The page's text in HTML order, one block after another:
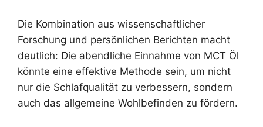
Die Kombination aus wissenschaftlicher
Forschung und persönlichen Berichten macht
deutlich: Die abendliche Einnahme von MCT Öl
könnte eine effektive Methode sein, um nicht
nur die Schlafqualität zu verbessern, sondern
auch das allgemeine Wohlbefinden zu fördern.